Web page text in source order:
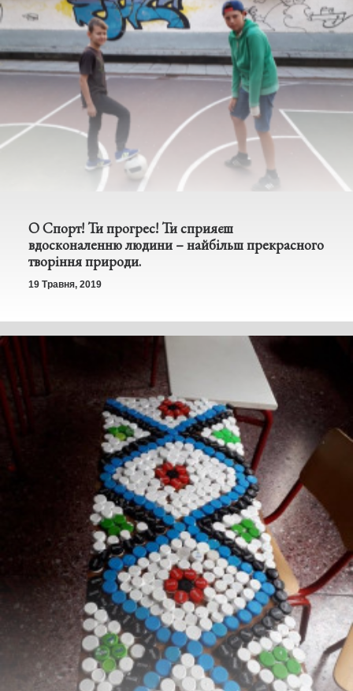
О Спорт! Ти прогрес! Ти сприяєш
вдосконаленню людини – найбільш прекрасного
творіння природи.
19 Травня, 2019